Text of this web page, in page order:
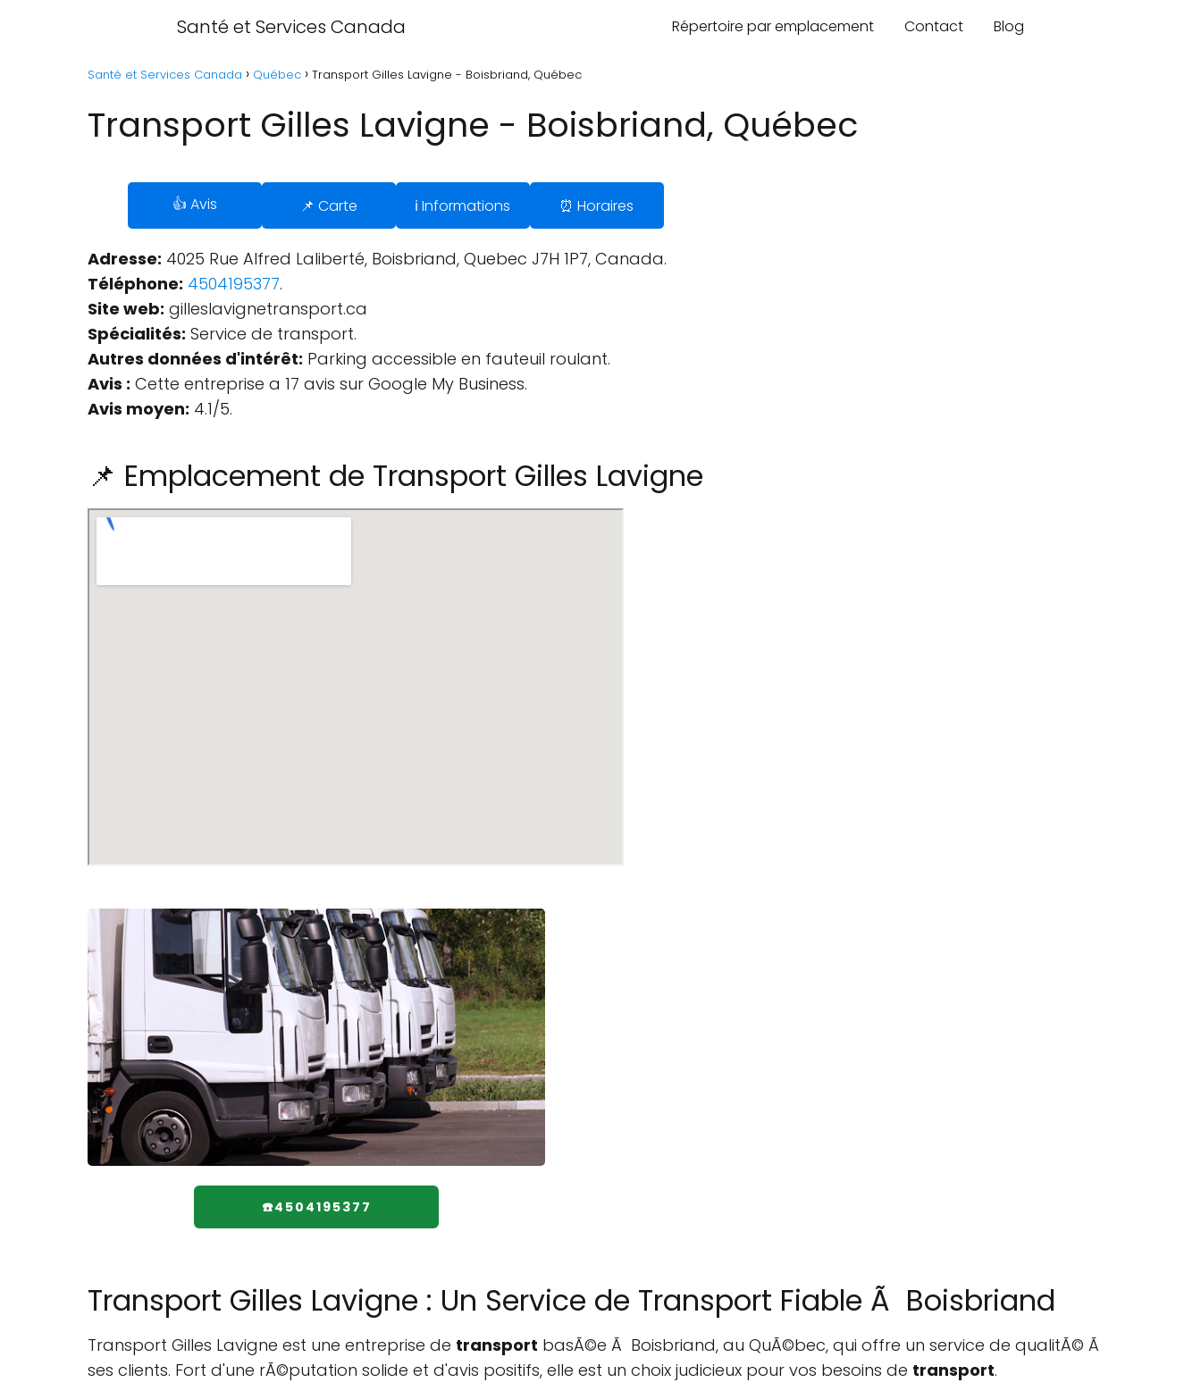
Santé et Services Canada Répertoire par emplacement Contact Blog
Santé et Services Canada Québec Transport Gilles Lavigne - Boisbriand, Québec
Transport Gilles Lavigne - Boisbriand, Québec
👍 Avis 📌 Carte ℹ️ Informations ⏰ Horaires
Adresse: 4025 Rue Alfred Laliberté, Boisbriand, Quebec J7H 1P7, Canada.
Téléphone: 4504195377.
Site web: gilleslavignetransport.ca
Spécialités: Service de transport.
Autres données d'intérêt: Parking accessible en fauteuil roulant.
Avis : Cette entreprise a 17 avis sur Google My Business.
Avis moyen: 4.1/5.
📌 Emplacement de Transport Gilles Lavigne
☎️4504195377
Transport Gilles Lavigne : Un Service de Transport Fiable Ã Boisbriand
Transport Gilles Lavigne est une entreprise de transport basÃ©e Ã Boisbriand, au QuÃ©bec, qui offre un service de qualitÃ© Ã
ses clients. Fort d'une rÃ©putation solide et d'avis positifs, elle est un choix judicieux pour vos besoins de transport.